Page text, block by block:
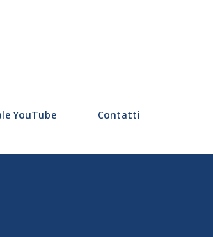
YouTube Contatti